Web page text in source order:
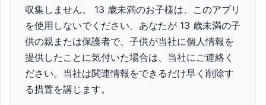
収集しません。 13 歳未満のお子様は、このアプリ
を使用しないでください。あなたが 13 歳未満の子
供の親または保護者で、子供が当社に個人情報を
提供したことに気付いた場合は、当社にご連絡く
ださい。当社は関連情報をできるだけ早く削除す
る措置を講じます。